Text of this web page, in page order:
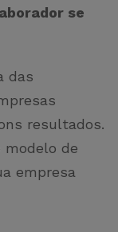
se
das
resultados.
modelo de
empresa